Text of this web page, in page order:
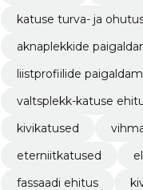
katuse turva- ja
aknaplekkide
liistprofiilide
valtsplekk-katuse
kivikatused
eterniitkatused
fassaadi ehitus